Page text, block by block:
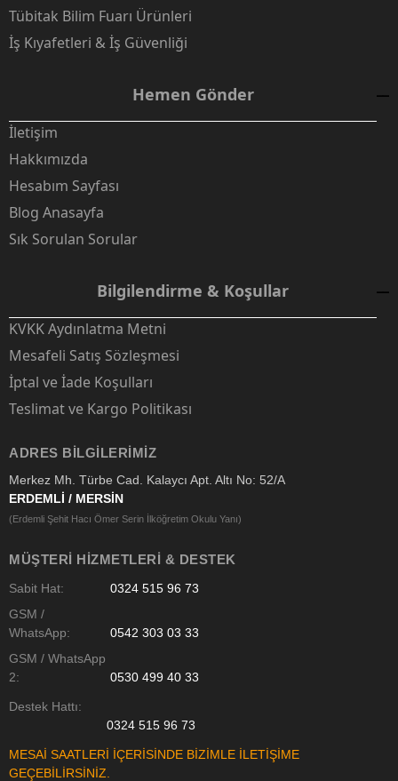
Tübitak Bilim Fuarı Ürünleri
İş Kıyafetleri & İş Güvenliği
Hemen Gönder
İletişim
Hakkımızda
Hesabım Sayfası
Blog Anasayfa
Sık Sorulan Sorular
Bilgilendirme & Koşullar
KVKK Aydınlatma Metni
Mesafeli Satış Sözleşmesi
İptal ve İade Koşulları
Teslimat ve Kargo Politikası
ADRES BILGILERIMIZ
Merkez Mh. Türbe Cad. Kalaycı Apt. Altı No: 52/A
ERDEMLİ / MERSİN
(Erdemli Şehit Hacı Ömer Serin İlköğretim Okulu Yanı)
MÜŞTERI HIZMETLERI & DESTEK
Sabit Hat:
0324 515 96 73
GSM /
WhatsApp:
0542 303 03 33
GSM / WhatsApp
2:
0530 499 40 33
Destek Hattı:
0324 515 96 73
MESAİ SAATLERİ İÇERİSİNDE BİZİMLE İLETİŞİME
GEÇEBİLİRSİNİZ.